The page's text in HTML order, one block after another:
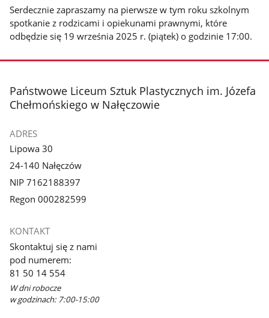
Serdecznie zapraszamy na pierwsze w tym roku szkolnym
spotkanie z rodzicami i opiekunami prawnymi, które
odbędzie się 19 września 2025 r. (piątek) o godzinie 17:00.
stopka
Państwowe Liceum Sztuk Plastycznych im. Józefa
Chełmońskiego w Nałęczowie
ADRES
Lipowa 30
24-140 Nałęczów
NIP 7162188397
Regon 000282599
KONTAKT
Skontaktuj się z nami
pod numerem:
81 50 14 554
W dni robocze
w godzinach: 7:00-15:00